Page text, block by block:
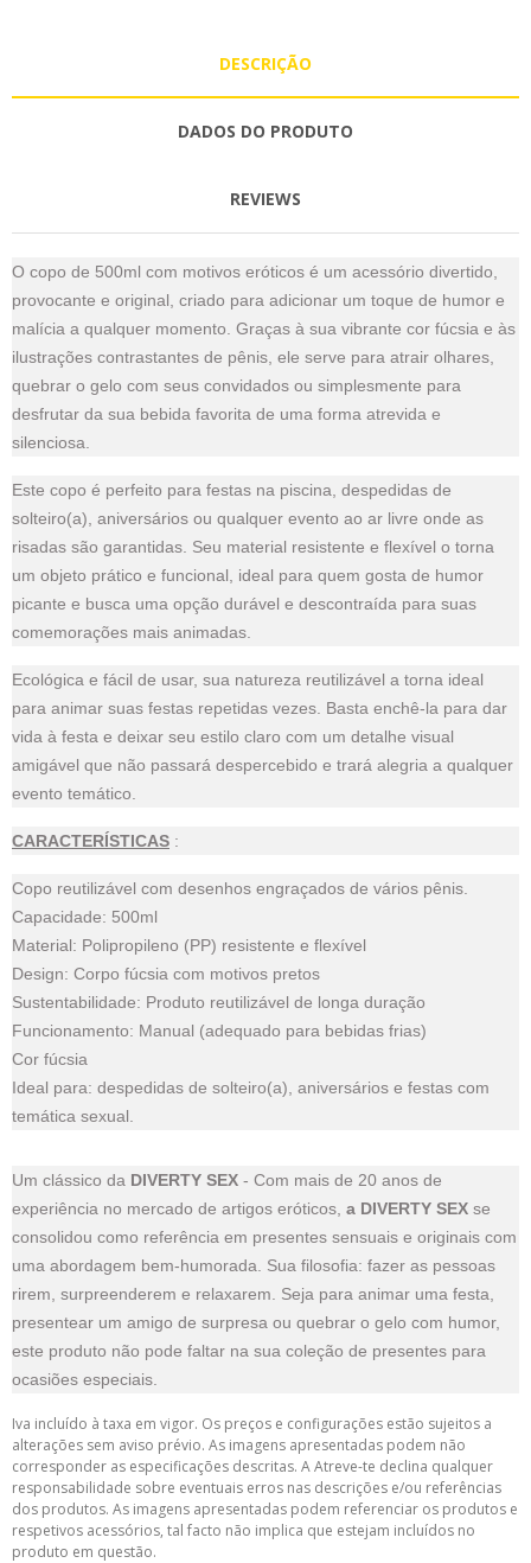
DESCRIÇÃO
DADOS DO PRODUTO
REVIEWS
O copo de 500ml com motivos eróticos é um acessório divertido,
provocante e original, criado para adicionar um toque de humor e
malícia a qualquer momento. Graças à sua vibrante cor fúcsia e às
ilustrações contrastantes de pênis, ele serve para atrair olhares,
quebrar o gelo com seus convidados ou simplesmente para
desfrutar da sua bebida favorita de uma forma atrevida e
silenciosa.
Este copo é perfeito para festas na piscina, despedidas de
solteiro(a), aniversários ou qualquer evento ao ar livre onde as
risadas são garantidas. Seu material resistente e flexível o torna
um objeto prático e funcional, ideal para quem gosta de humor
picante e busca uma opção durável e descontraída para suas
comemorações mais animadas.
Ecológica e fácil de usar, sua natureza reutilizável a torna ideal
para animar suas festas repetidas vezes. Basta enchê-la para dar
vida à festa e deixar seu estilo claro com um detalhe visual
amigável que não passará despercebido e trará alegria a qualquer
evento temático.
CARACTERÍSTICAS :
Copo reutilizável com desenhos engraçados de vários pênis.
Capacidade: 500ml
Material: Polipropileno (PP) resistente e flexível
Design: Corpo fúcsia com motivos pretos
Sustentabilidade: Produto reutilizável de longa duração
Funcionamento: Manual (adequado para bebidas frias)
Cor fúcsia
Ideal para: despedidas de solteiro(a), aniversários e festas com
temática sexual.
Um clássico da DIVERTY SEX - Com mais de 20 anos de
experiência no mercado de artigos eróticos, a DIVERTY SEX se
consolidou como referência em presentes sensuais e originais com
uma abordagem bem-humorada. Sua filosofia: fazer as pessoas
rirem, surpreenderem e relaxarem. Seja para animar uma festa,
presentear um amigo de surpresa ou quebrar o gelo com humor,
este produto não pode faltar na sua coleção de presentes para
ocasiões especiais.
Iva incluído à taxa em vigor. Os preços e configurações estão sujeitos a
alterações sem aviso prévio. As imagens apresentadas podem não
corresponder as especificações descritas. A Atreve-te declina qualquer
responsabilidade sobre eventuais erros nas descrições e/ou referências
dos produtos. As imagens apresentadas podem referenciar os produtos e
respetivos acessórios, tal facto não implica que estejam incluídos no
produto em questão.